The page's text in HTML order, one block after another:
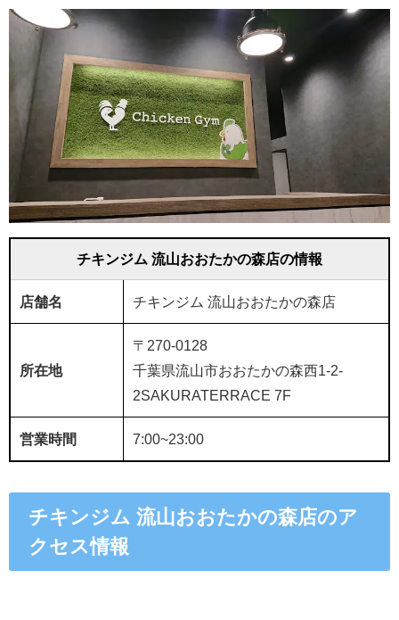
チキンジム 流山おおたかの森店の情報
店舗名 チキンジム 流山おおたかの森店
所在地
〒270-0128
千葉県流山市おおたかの森西1-2-
2SAKURATERRACE 7F
営業時間 7:00~23:00
チキンジム 流山おおたかの森店のア
クセス情報